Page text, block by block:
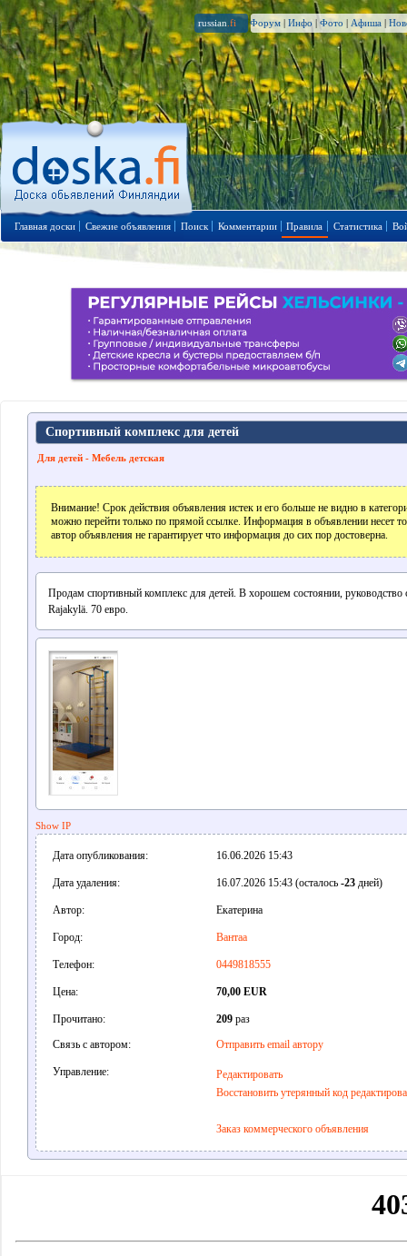
russian .fi Форум | Инфо | Фото | Афиша |
Главная доски Свежие объявления Поиск Комментарии Правила Статистика
Спортивный комплекс для детей
Для детей - Мебель детская
Внимание! Срок действия объявления истек и его больше не видно в
можно перейти только по прямой ссылке. Информация в объявлении несет
автор объявления не гарантирует что информация до сих пор достоверна.
Продам спортивный комплекс для детей. В хорошем состоянии, руководство
Rajakylä. 70 евро.
Show IP
Дата опубликования: 16.06.2026 15:43
Дата удаления: 16.07.2026 15:43 (осталось -23дней)
Автор: Екатерина
Город: Вантаа
Телефон: 0449818555
Цена: 70,00 EUR
Прочитано: 209раз
Связь с автором:
Отправить email автору
Управление:
Редактировать
Восстановить утерянный код
Заказ коммерческого объявления